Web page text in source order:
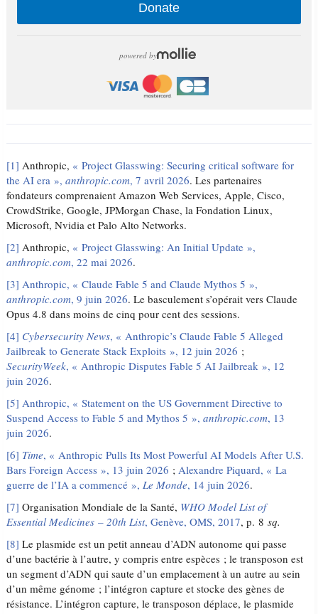
Donate
powered by
[1] Anthropic, « Project Glasswing: Securing critical software for
the AI era »,anthropic.com, 7 avril 2026. Les partenaires
fondateurs comprenaient Amazon Web Services, Apple, Cisco,
CrowdStrike, Google, JPMorgan Chase, la Fondation Linux,
Microsoft, Nvidia et Palo Alto Networks.
[2] Anthropic, « Project Glasswing: An Initial Update »,
anthropic.com, 22 mai 2026.
[3] Anthropic, « Claude Fable 5 and Claude Mythos 5 »,
anthropic.com, 9 juin 2026. Le basculement s’opérait vers Claude
Opus 4.8 dans moins de cinq pour cent des sessions.
[4] Cybersecurity News, « Anthropic’s Claude Fable 5 Alleged
Jailbreak to Generate Stack Exploits », 12 juin 2026 ;
SecurityWeek, « Anthropic Disputes Fable 5 AI Jailbreak », 12
juin 2026.
[5] Anthropic, « Statement on the US Government Directive to
Suspend Access to Fable 5 and Mythos 5 »,anthropic.com, 13
juin 2026.
[6] Time, « Anthropic Pulls Its Most Powerful AI Models After U.S.
Bars Foreign Access », 13 juin 2026 ; Alexandre Piquard, « La
guerre de l’IA a commencé », Le Monde, 14 juin 2026.
[7] Organisation Mondiale de la Santé, WHO Model List of
Essential Medicines – 20th List, Genève, OMS, 2017, p. 8sq.
[8] Le plasmide est un petit anneau d’ADN autonome qui passe
d’une bactérie à l’autre, y compris entre espèces ; le transposon est
un segment d’ADN qui saute d’un emplacement à un autre au sein
d’un même génome ; l’intégron capture et stocke des gènes de
résistance. L’intégron capture, le transposon déplace, le plasmide